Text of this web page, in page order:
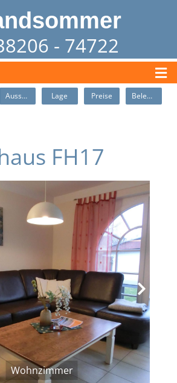
- 74722
Ausstattung Lage Preise Belegung
FH17
Wohnzimmer
›